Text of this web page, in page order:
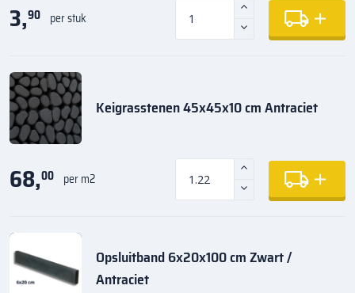
3,90 per stuk
Keigrasstenen 45x45x10 cm Antraciet
68,00 per m2
Opsluitband 6x20x100 cm Zwart /
Antraciet